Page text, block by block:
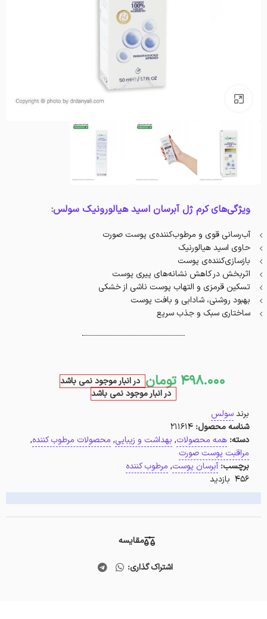
ویژگی‌های کرم ژل آبرسان اسید هیالورونیک سولس:
آب‌رسانی قوی و مرطوب‌کننده‌ی پوست صورت
حاوی اسید هیالورنیک
بازسازی‌کننده‌ی پوست
اثربخش‌ در کاهش نشانه‌های پیری پوست
تسکین قرمزی و التهاب پوست ناشی از خشکی
بهبود روشنی، شادابی و بافت پوست
ساختاری سبک و جذب سریع
498.000 تومان در انبار موجود نمی باشد
در انبار موجود نمی باشد
برندسولس
شناسه محصول: 211614
دسته: همه محصولات, بهداشت و زیبایی, محصولات مرطوب کننده,
مراقبت پوست صورت
برچسب: آبرسان پوست, مرطوب کننده
456 بازدید
مقایسه
اشتراک گذاری: